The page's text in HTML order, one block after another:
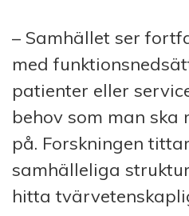
– Samhället ser
med
patienter eller
behov som man ska
på. Forskningen
samhälleliga
hitta